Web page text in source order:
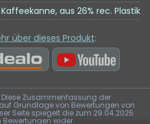
Kaffeekanne, aus 26% rec. Plastik
über dieses Produkt:
Zusammenfassung der
Grundlage von Bewertungen von
Seite spiegelt die zum 29.04.2025
wider.